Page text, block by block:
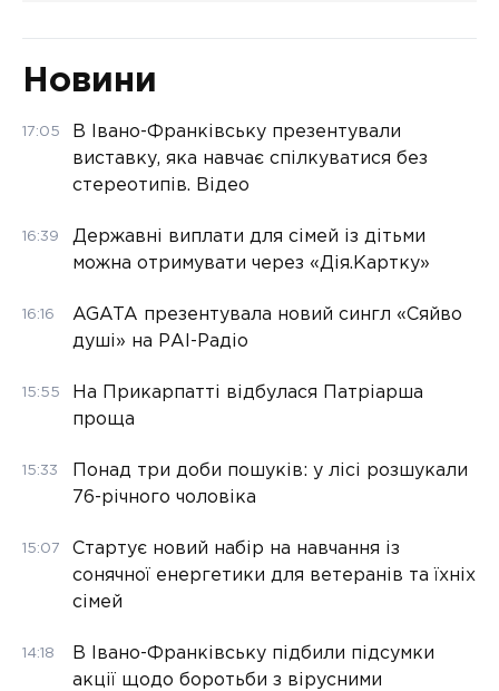
Новини
17:05
В Івано-Франківську презентували
виставку, яка навчає спілкуватися без
стереотипів. Відео
16:39
Державні виплати для сімей із дітьми
можна отримувати через «Дія.Картку»
16:16
AGATA презентувала новий сингл «Сяйво
душі» на РАІ-Радіо
15:55
На Прикарпатті відбулася Патріарша
проща
15:33
Понад три доби пошуків: у лісі розшукали
76-річного чоловіка
15:07
Стартує новий набір на навчання із
сонячної енергетики для ветеранів та їхніх
сімей
14:18
В Івано-Франківську підбили підсумки
акції щодо боротьби з вірусними